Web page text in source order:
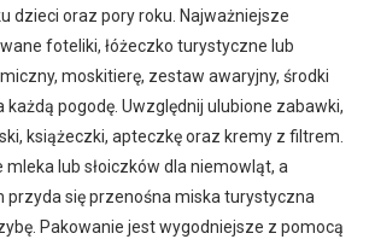
dzieci oraz pory roku. Najważniejsze
foteliki, łóżeczko turystyczne lub
moskitierę, zestaw awaryjny, środki
każdą pogodę. Uwzględnij ulubione zabawki,
książeczki, apteczkę oraz kremy z filtrem.
mleka lub słoiczków dla niemowląt, a
się przenośna miska turystyczna
Pakowanie jest wygodniejsze z pomocą